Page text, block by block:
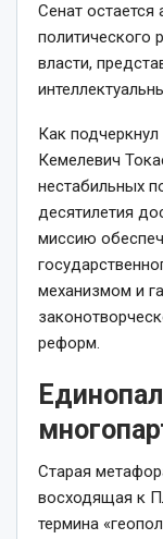
Сенат
политического
власти,
Как
Кемелевич
нестабильных
десятилетия
миссию
механизмом и
реформ.
Старая
восходящая к
термина